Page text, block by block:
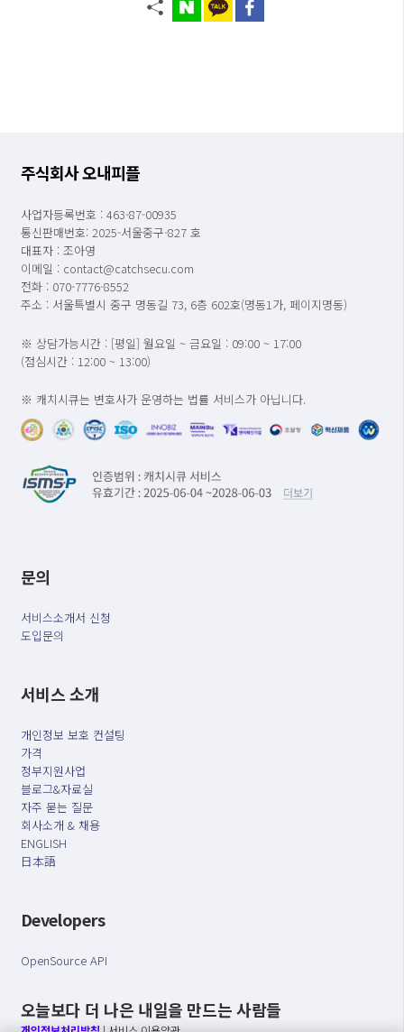
주식회사 오내피플
사업자등록번호 : 463-87-00935
통신판매번호: 2025-서울중구-827 호
대표자 : 조아영
이메일 : contact@catchsecu.com
전화 : 070-7776-8552
주소 : 서울특별시 중구 명동길 73, 6층 602호(명동1가, 페이지명동)
※ 상담가능시간 : [평일] 월요일 ~ 금요일 : 09:00 ~ 17:00
(점심시간 : 12:00 ~ 13:00)
※ 캐치시큐는 변호사가 운영하는 법률 서비스가 아닙니다.
문의
서비스소개서 신청
도입문의
서비스 소개
개인정보 보호 컨설팅
가격
정부지원사업
블로그&자료실
자주 묻는 질문
회사소개 & 채용
ENGLISH
日本語
Developers
OpenSource API
오늘보다 더 나은 내일을 만드는 사람들